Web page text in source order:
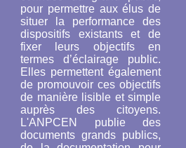
pour permettre aux élus de
situer la performance des
dispositifs existants et de
fixer leurs objectifs en
termes d’éclairage public.
Elles permettent également
de promouvoir ces objectifs
de manière lisible et simple
auprès des citoyens.
L'ANPCEN publie des
documents grands publics,